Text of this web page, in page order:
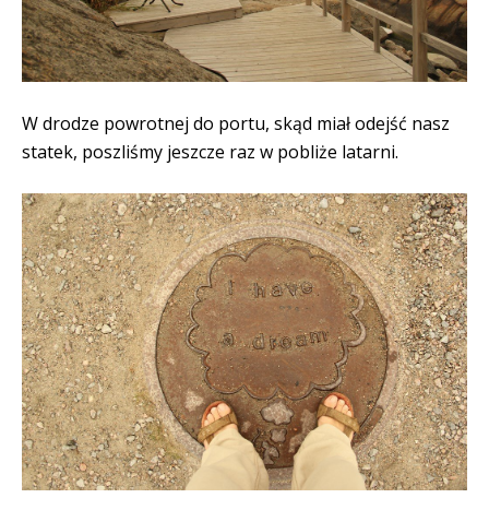
W drodze powrotnej do portu, skąd miał odejść nasz
statek, poszliśmy jeszcze raz w pobliże latarni.